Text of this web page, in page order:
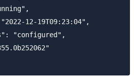
12-19T09:23:04",
"configured",